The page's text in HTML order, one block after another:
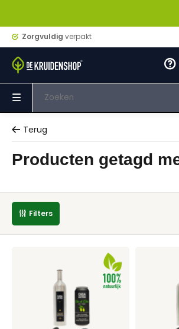
Zorgvuldig verpakt
Terug
Producten getagd
Filters